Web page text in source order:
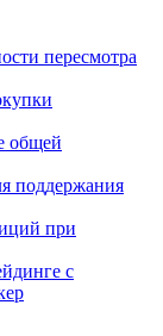
пересмотра
общей
поддержания
при
с